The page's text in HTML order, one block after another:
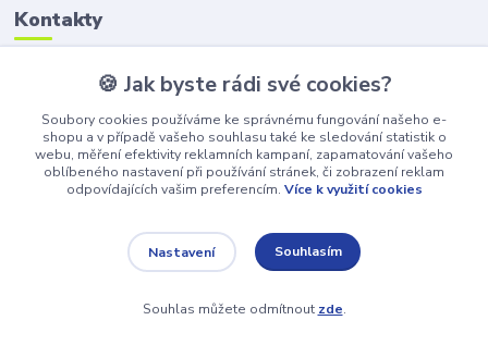
Kontakty
(Po-Pá, 8-16 hod.)
awepe@atelier-wepe.cz
Vytvořeno na Eshop-rychle.cz
🍪 Jak byste rádi své cookies?
Soubory cookies používáme ke správnému fungování našeho e-
shopu a v případě vašeho souhlasu také ke sledování statistik o
webu, měření efektivity reklamních kampaní, zapamatování vašeho
oblíbeného nastavení při používání stránek, či zobrazení reklam
odpovídajících vašim preferencím. Více k využití cookies
Nastavení Souhlasím
Souhlas můžete odmítnout zde.